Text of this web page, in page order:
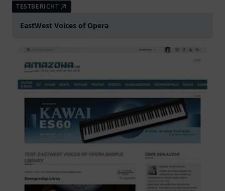
TESTBERICHT
EastWest Voices of Opera